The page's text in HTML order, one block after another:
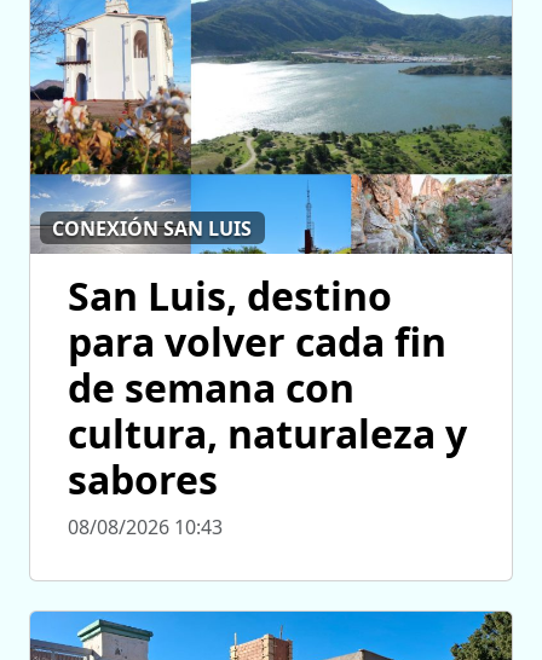
CONEXIÓN SAN LUIS
San Luis, destino
para volver cada fin
de semana con
cultura, naturaleza y
sabores
08/08/2026 10:43